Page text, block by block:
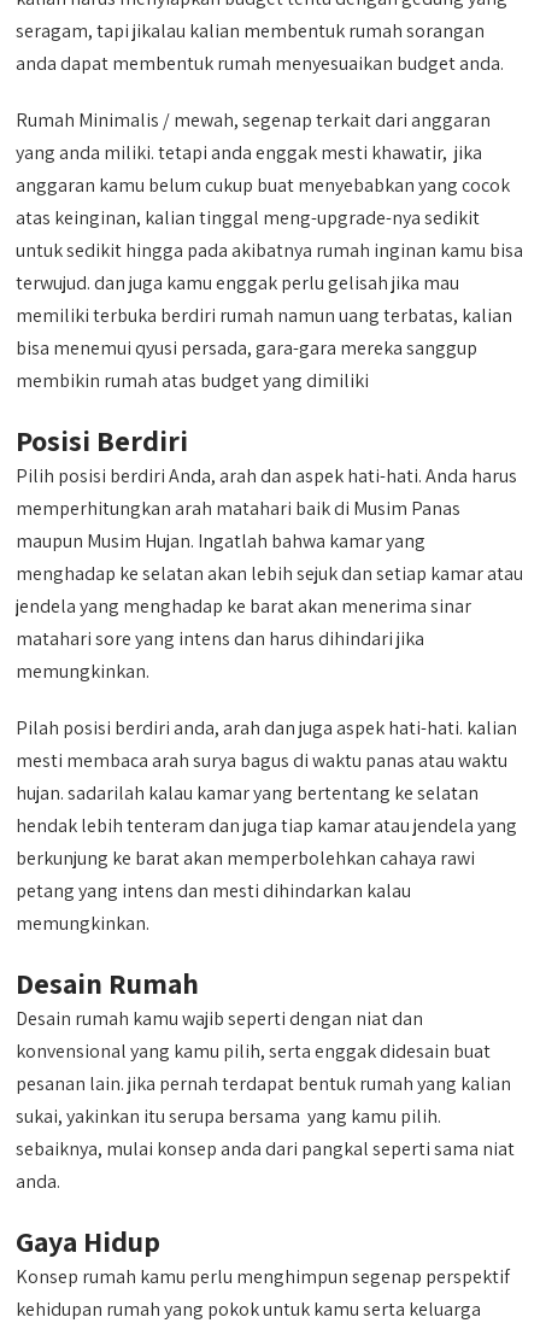
seragam, tapi jikalau kalian membentuk rumah sorangan
anda dapat membentuk rumah menyesuaikan budget anda.
Rumah Minimalis / mewah, segenap terkait dari anggaran
yang anda miliki. tetapi anda enggak mesti khawatir, jika
anggaran kamu belum cukup buat menyebabkan yang cocok
atas keinginan, kalian tinggal meng-upgrade-nya sedikit
untuk sedikit hingga pada akibatnya rumah inginan kamu bisa
terwujud. dan juga kamu enggak perlu gelisah jika mau
memiliki terbuka berdiri rumah namun uang terbatas, kalian
bisa menemui qyusi persada, gara-gara mereka sanggup
membikin rumah atas budget yang dimiliki
Posisi Berdiri
Pilih posisi berdiri Anda, arah dan aspek hati-hati. Anda harus
memperhitungkan arah matahari baik di Musim Panas
maupun Musim Hujan. Ingatlah bahwa kamar yang
menghadap ke selatan akan lebih sejuk dan setiap kamar atau
jendela yang menghadap ke barat akan menerima sinar
matahari sore yang intens dan harus dihindari jika
memungkinkan.
Pilah posisi berdiri anda, arah dan juga aspek hati-hati. kalian
mesti membaca arah surya bagus di waktu panas atau waktu
hujan. sadarilah kalau kamar yang bertentang ke selatan
hendak lebih tenteram dan juga tiap kamar atau jendela yang
berkunjung ke barat akan memperbolehkan cahaya rawi
petang yang intens dan mesti dihindarkan kalau
memungkinkan.
Desain Rumah
Desain rumah kamu wajib seperti dengan niat dan
konvensional yang kamu pilih, serta enggak didesain buat
pesanan lain. jika pernah terdapat bentuk rumah yang kalian
sukai, yakinkan itu serupa bersama yang kamu pilih.
sebaiknya, mulai konsep anda dari pangkal seperti sama niat
anda.
Gaya Hidup
Konsep rumah kamu perlu menghimpun segenap perspektif
kehidupan rumah yang pokok untuk kamu serta keluarga